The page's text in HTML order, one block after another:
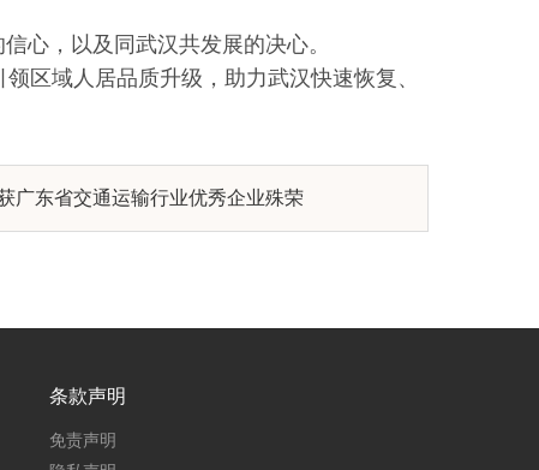
心，以及同武汉共发展的决心。
区域人居品质升级，助力武汉快速恢复、
广东省交通运输行业优秀企业殊荣
条款声明
免责声明